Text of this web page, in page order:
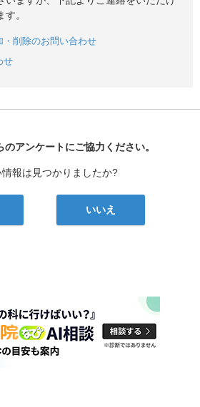
。
削除のお問い合わせ
せ
なび
のアンケートにご協力ください。
報は見つかりましたか?
いいえ